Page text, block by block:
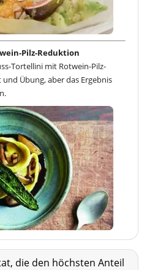
Pilz-Reduktion
Tortellini mit Rotwein-Pilz-
Übung, aber das Ergebnis
die den höchsten Anteil